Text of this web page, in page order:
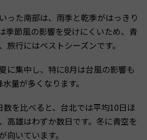
った南部は、雨季と乾季がはっきり
季節風の影響を受けにくいため、青
旅行にはベストシーズンです。
に集中し、特に8月は台風の影響も
量が多くなります。
を比べると、台北では平均10日ほ
高雄はわずか数日です。冬に青空を
向いています。